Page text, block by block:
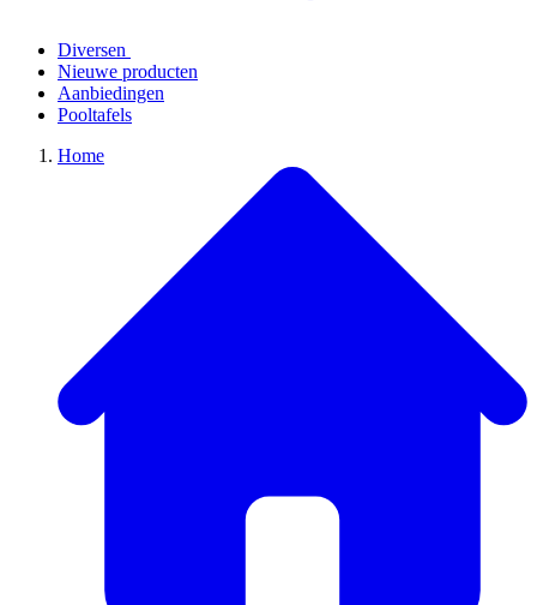
Diversen
Nieuwe producten
Aanbiedingen
Pooltafels
Home